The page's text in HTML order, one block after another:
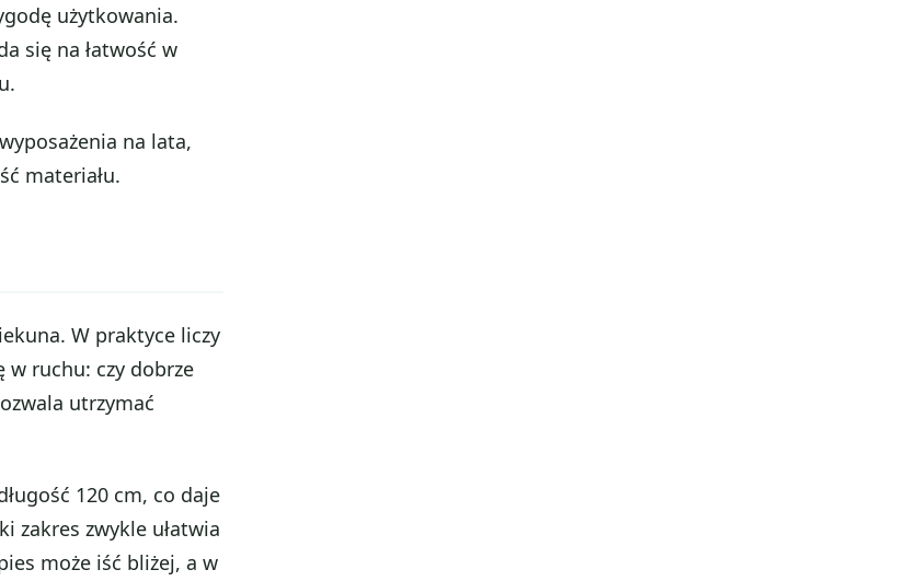
użytkowania.
się na łatwość w
na lata,
materiału.
W praktyce liczy
w ruchu: czy dobrze
utrzymać
120 cm, co daje
zakres zwykle ułatwia
może iść bliżej, a w